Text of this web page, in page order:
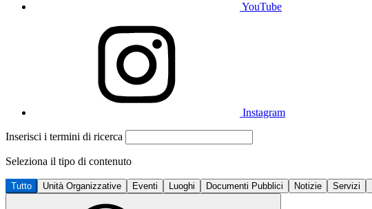
YouTube
Instagram
Inserisci i termini di ricerca
Seleziona il tipo di contenuto
Tutto Unità Organizzative Eventi Luoghi Documenti Pubblici Notizie Servizi